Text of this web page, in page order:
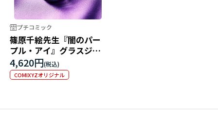
プチコミック
篠原千絵先生『闇のパー
プル・アイ』グラスジュ
エリー
4,620円
COMIXYZオリジナル